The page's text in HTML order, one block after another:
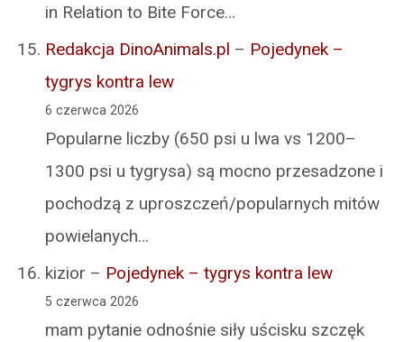
in Relation to Bite Force…
Redakcja DinoAnimals.pl – Pojedynek –
tygrys kontra lew
6 czerwca 2026
Popularne liczby (650 psi u lwa vs 1200–
1300 psi u tygrysa) są mocno przesadzone i
pochodzą z uproszczeń/popularnych mitów
powielanych…
kizior – Pojedynek – tygrys kontra lew
5 czerwca 2026
mam pytanie odnośnie siły uścisku szczęk